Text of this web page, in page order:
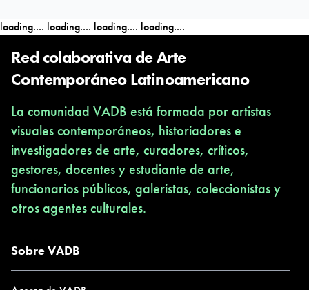
https://es-la.facebook.com/PatitoFeoRock/
loading.... loading.... loading.... loading....
Red colaborativa de Arte
Contemporáneo Latinoamericano
La comunidad VADB está formada por artistas
visuales contemporáneos, historiadores e
investigadores de arte, curadores, críticos,
gestores, docentes y estudiante de arte,
funcionarios públicos, galeristas, coleccionistas y
otros agentes culturales.
Sobre VADB